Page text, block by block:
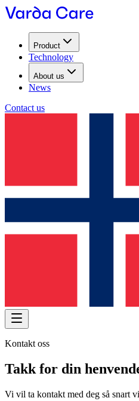
Product
Technology
About us
News
Contact us
Kontakt oss
Takk for din
Vi vil ta kontakt med deg så snart